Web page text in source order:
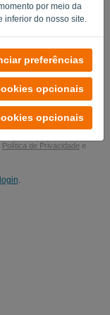
por meio da
do nosso site.
preferências
opcionais
opcionais
produto..
Política de Privacidade e
.